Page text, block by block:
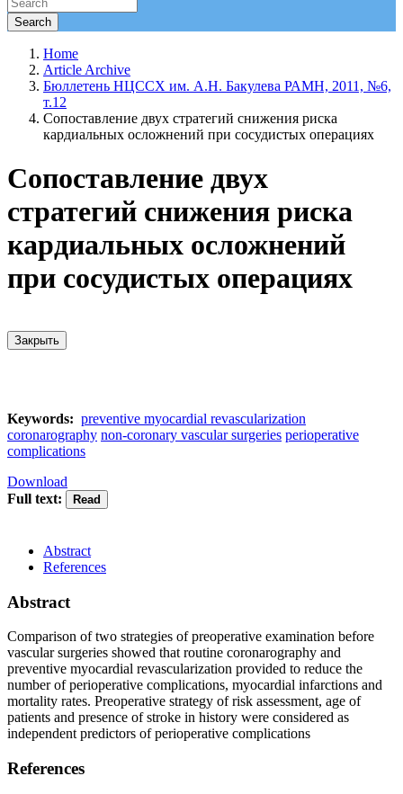
Home
Article Archive
Бюллетень НЦССХ им. А.Н. Бакулева РАМН, 2011, №6,
т.12
Сопоставление двух стратегий снижения риска
кардиальных осложнений при сосудистых операциях
Сопоставление двух
стратегий снижения риска
кардиальных осложнений
при сосудистых операциях
Закрыть
Keywords: preventive myocardial revascularization
coronarography non-coronary vascular surgeries perioperative
complications
Download
Full text:
Abstract
References
Abstract
Comparison of two strategies of preoperative examination before
vascular surgeries showed that routine coronarography and
preventive myocardial revascularization provided to reduce the
number of perioperative complications, myocardial infarctions and
mortality rates. Preoperative strategy of risk assessment, age of
patients and presence of stroke in history were considered as
independent predictors of perioperative complications
References